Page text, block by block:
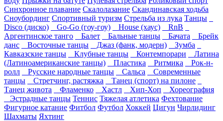
Синхронное плавание Скалолазание Скандинавская ходьба
Сноубординг Спортивный туризм Стрельба из лука Танцы
Disco (диско)
Go-Go (гоу-гоу) House (хаус)
RnB
Аргентинское танго
Балет Бальные танцы Бачата
Брейк
данс
Восточные танцы Джаз (фанк, модерн)
Зумба
Кавказские танцы
Клубные танцы Контемпорари
Латина
(Латиноамериканские танцы)
Пластика Ритмика
Рок-н-
ролл
Русские народные танцы Сальса
Современные
танцы
Стретчинг, растяжка
Танец (спорт) на пилоне
Танец живота
Фламенко Хастл Хип-Хоп
Хореография
Эстрадные танцы Теннис Тяжелая атлетика Фехтование
Фигурное катание Фитбол Футбол Хоккей Цигун Чирлидинг
Шахматы Яхтинг